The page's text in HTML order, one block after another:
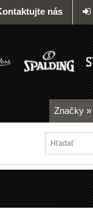
nás
Značky »